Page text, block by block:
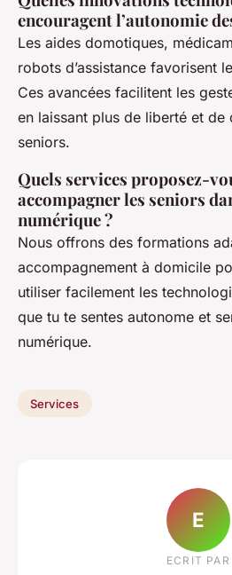
encouragent l’autonomie
Les aides domotiques,
robots d’assistance favorisent
Ces avancées facilitent les
en laissant plus de liberté et de
seniors.
Quels services proposez-
accompagner les seniors
numérique ?
Nous offrons des formations
accompagnement à domicile
utiliser facilement les
que tu te sentes autonome et
numérique.
Services
E
ECRIT PAR